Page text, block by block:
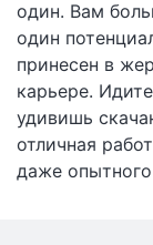
один. Вам
один
принесен в
карьере.
удивишь
отличная
даже